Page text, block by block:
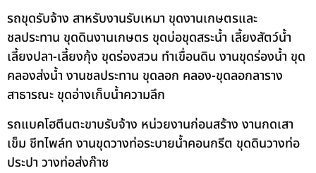
รถขุดรับจ้าง สาหรับงานรับเหมา ขุดงานเกษตรและ
ชลประทาน ขุดดินงานเกษตร ขุดบ่อขุดสระน้ำ เลี้ยงสัตว์น้ำ
เลี้ยงปลา-เลี้ยงกุ้ง ขุดร่องสวน ทำเขื่อนดิน งานขุดร่องน้ำ ขุด
คลองส่งน้ำ งานชลประทาน ขุดลอก คลอง-ขุดลอกลาราง
สาธารณะ ขุดอ่างเก็บน้ำความลึก
รถแบคโฮตีนตะขาบรับจ้าง หน่วยงานก่อนสร้าง งานกดเสา
เข็ม ชีทไพล์ท งานขุดวางท่อระบายน้ำคอนกรีต ขุดดินวางท่อ
ประปา วางท่อส่งก๊าซ